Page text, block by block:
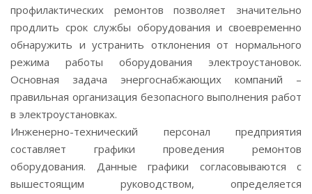
профилактических ремонтов позволяет значительно
продлить срок службы оборудования и своевременно
обнаружить и устранить отклонения от нормального
режима работы оборудования электроустановок.
Основная задача энергоснабжающих компаний –
правильная организация безопасного выполнения работ
в электроустановках.
Инженерно-технический персонал предприятия
составляет графики проведения ремонтов
оборудования. Данные графики согласовываются с
вышестоящим руководством, определяется